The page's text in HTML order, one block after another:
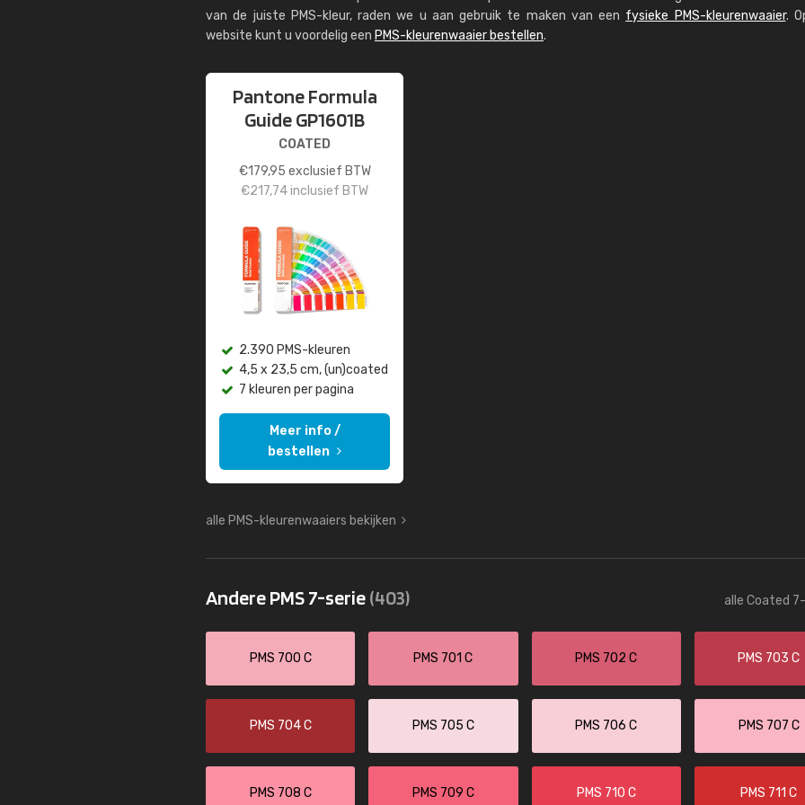
van de juiste PMS-kleur, raden we u aan gebruik te maken van een fysieke PMS-kleurenwaaier.
website kunt u voordelig een PMS-kleurenwaaier bestellen.
Pantone Formula
Guide GP1601B
COATED
€179,95 exclusief BTW
€217,74inclusief BTW
2.390 PMS-kleuren
4,5 x 23,5 cm, (un)coated
7 kleuren per pagina
Meer info /
bestellen
alle PMS-kleurenwaaiers bekijken
Andere PMS 7-serie(403) alle Coated
PMS 700 C PMS 701 C PMS 702 C PMS 703 C
PMS 704 C PMS 705 C PMS 706 C PMS 707 C
PMS 708 C PMS 709 C PMS 710 C PMS 711 C